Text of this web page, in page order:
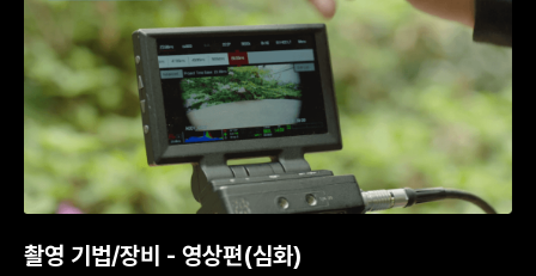
촬영 기법/장비 - 영상편(심화)